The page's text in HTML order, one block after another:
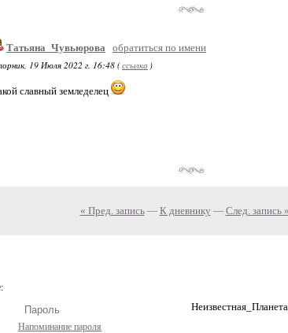
Татьяна_Чувьюрова
обратиться по имени
19 Июля 2022 г. 16:48 (ссылка )
славный земледелец
« Пред. запись— К дневнику — След. запись »
Напоминание пароля